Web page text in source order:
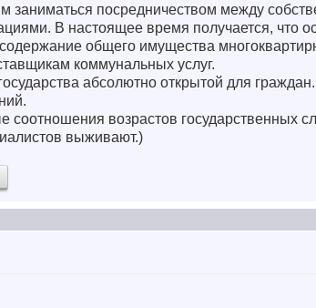
заниматься посредничеством между
В настоящее время получается, что
общего имущества
коммунальных услуг.
абсолютно открытой для
соотношения возрастов государственных
выживают.)